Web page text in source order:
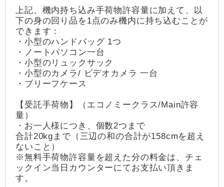
上記、機内持ち込み手荷物許容量に加えて、以
下の身の回り品を1点のみ機内に持ち込むことが
できます：
・小型のハンドバッグ 1つ
・ノートパソコン一台
・小型のリュックサック
・小型のカメラ/ ビデオカメラ 一台
・ブリーフケース
【受託手荷物】（エコノミークラス/Main許容
量）
・お一人様につき、個数2つまで
合計20kgまで（三辺の和の合計が158cmを超え
ないこと）
※無料手荷物許容量を超えた分の料金は、チェ
ックイン当日カウンターにてお支払い頂きま
す。